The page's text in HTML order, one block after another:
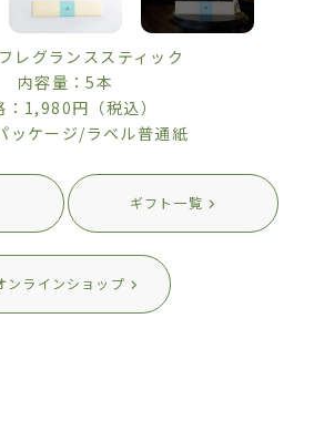
レグランススティック
内容量：5本
：1,980円（税込）
ッケージ/ラベル普通紙
ギフト一覧
ンラインショップ